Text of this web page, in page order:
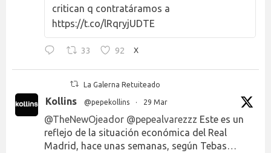
critican q contratáramos a
https://t.co/lRqryjUDTE
33 92 X
La Galerna Retuiteado
Kollins @pepekollins · 29 Mar
@TheNewOjeador @pepealvarezzz Este es un
reflejo de la situación económica del Real
Madrid, hace unas semanas, según Tebas…